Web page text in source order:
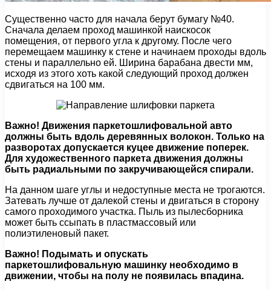
Существенно часто для начала берут бумагу №40.
Сначала делаем проход машинкой наискосок
помещения, от первого угла к другому. После чего
перемещаем машинку к стене и начинаем проходы вдоль
стены и параллельно ей. Ширина барабана двести мм,
исходя из этого хоть какой следующий проход должен
сдвигаться на 100 мм.
Важно! Движения паркетошлифовальной авто
должны быть вдоль деревянных волокон. Только на
разворотах допускается куцее движение поперек.
Для художественного паркета движения должны
быть радиальными по закручивающейся спирали.
На данном шаге углы и недоступные места не трогаются.
Затевать лучше от далекой стены и двигаться в сторону
самого проходимого участка. Пыль из пылесборника
может быть ссыпать в пластмассовый или
полиэтиленовый пакет.
Важно! Подымать и опускать
паркетошлифовальную машинку необходимо в
движении, чтобы на полу не появилась впадина.